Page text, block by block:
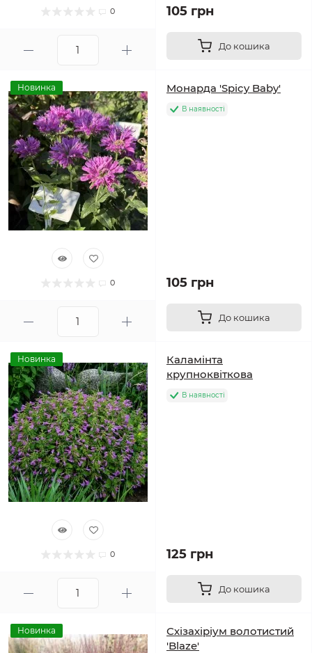
0 105 грн
До кошика
Новинка
0
Монарда 'Spicy Baby'
В наявності
105 грн
До кошика
Новинка
0
Каламінта
крупноквіткова
В наявності
125 грн
До кошика
Новинка
Схізахіріум волотистий
'Blaze'